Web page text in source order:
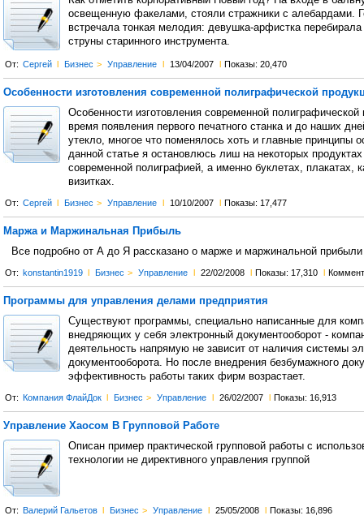
освещенную факелами, стояли стражники с алебардами.
встречала тонкая мелодия: девушка-арфистка
струны старинного инструмента.
От: Сергей l Бизнес > Управление l 13/04/2007 l Показы: 20,470
Особенности изготовления современной полиграфической
Особенности изготовления современной полиграфической
время появления первого печатного станка и до наших
утекло, многое что поменялось хоть и главные принципы
данной статье я остановлюсь лиш на некоторых
современной полиграфией, а именно буклетах, плакатах,
визитках.
От: Сергей l Бизнес > Управление l 10/10/2007 l Показы: 17,477
Маржа и Маржинальная Прибыль
Все подробно от А до Я рассказано о марже и маржинальной прибыли
От: konstantin1919 l Бизнес > Управление l 22/02/2008 l Показы: 17,310 l
Программы для управления делами предприятия
Существуют программы, специально написанные для
внедряющих у себя электронный документооборот -
деятельность напрямую не зависит от наличия системы
документооборота. Но после внедрения безбумажного
эффективность работы таких фирм возрастает.
От: Компания ФлайДок l Бизнес > Управление l 26/02/2007 l Показы: 16,913
Управление Хаосом В Групповой Работе
Описан пример практической групповой работы с
технологии не директивного управления группой
От: Валерий Гальетов l Бизнес > Управление l 25/05/2008 l Показы: 16,896